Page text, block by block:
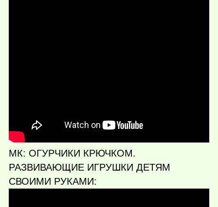
МК: ОГУРЧИКИ КРЮЧКОМ.
РАЗВИВАЮЩИЕ ИГРУШКИ ДЕТЯМ
СВОИМИ РУКАМИ: